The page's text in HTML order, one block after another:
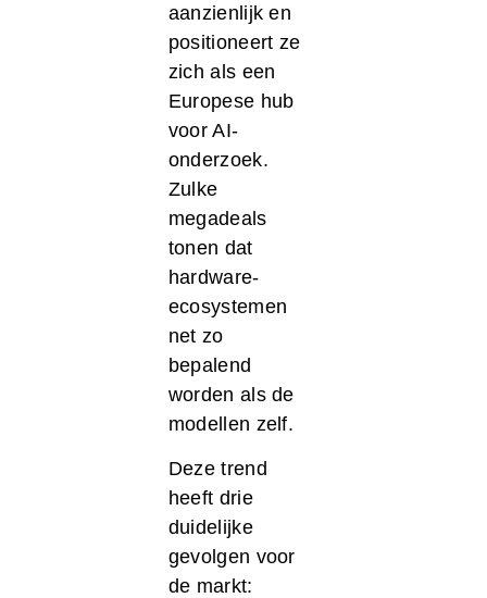
aanzienlijk en
positioneert ze
zich als een
Europese hub
voor AI-
onderzoek.
Zulke
megadeals
tonen dat
hardware-
ecosystemen
net zo
bepalend
worden als de
modellen zelf.
Deze trend
heeft drie
duidelijke
gevolgen voor
de markt: